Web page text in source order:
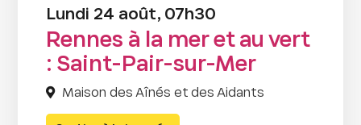
Lundi 24 août, 07h30
Rennes à la mer et au vert
: Saint-Pair-sur-Mer
Maison des Aînés et des Aidants